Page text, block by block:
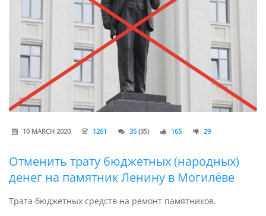
10 MARCH 2020 1261 35 (35) 165 29
Отменить трату бюджетных (народных)
денег на памятник Ленину в Могилёве
Трата бюджетных средств на ремонт памятников.